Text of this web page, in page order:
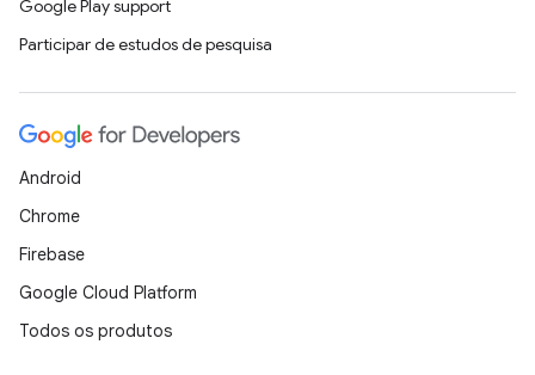
Google Play support
Participar de estudos de pesquisa
Android
Chrome
Firebase
Google Cloud Platform
Todos os produtos